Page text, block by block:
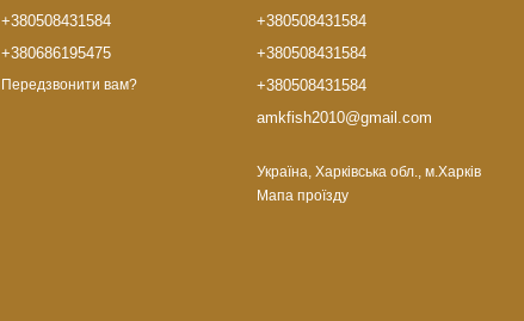
+380508431584
+380686195475
Передзвонити вам?
+380508431584
+380508431584
+380508431584
amkfish2010@gmail.com
Україна, Харківська обл., м.Харків
Мапа проїзду